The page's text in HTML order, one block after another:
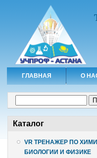
ГЛАВНАЯ О
Каталог
VR ТРЕНАЖЕР ПО
БИОЛОГИИ И ФИЗИКЕ